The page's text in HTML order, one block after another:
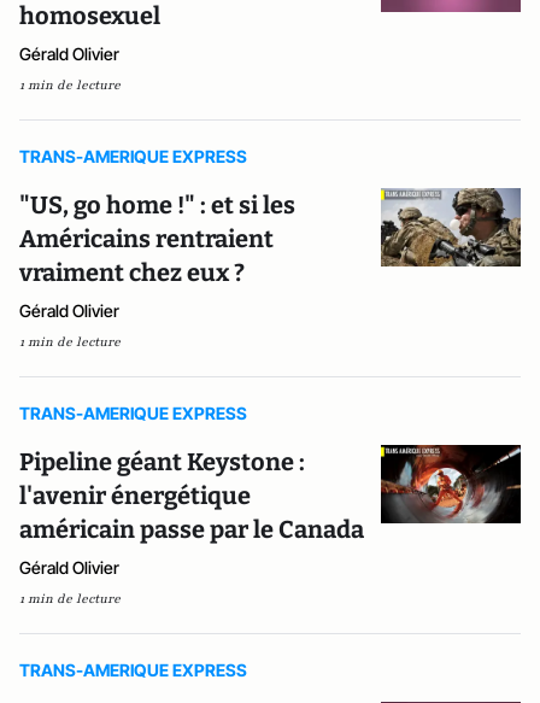
homosexuel
Gérald Olivier
1 min de lecture
TRANS-AMERIQUE EXPRESS
"US, go home !" : et si les
Américains rentraient
vraiment chez eux ?
Gérald Olivier
1 min de lecture
TRANS-AMERIQUE EXPRESS
Pipeline géant Keystone :
l'avenir énergétique
américain passe par le Canada
Gérald Olivier
1 min de lecture
TRANS-AMERIQUE EXPRESS